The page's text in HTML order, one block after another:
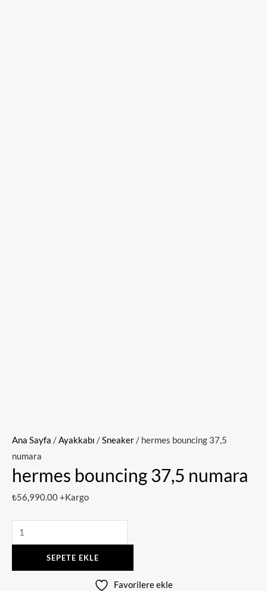
Ana Sayfa /Ayakkabı /Sneaker/ hermes bouncing 37,5
numara
hermes bouncing 37,5 numara
₺56,990.00+Kargo
SEPETE EKLE
Favorilere ekle